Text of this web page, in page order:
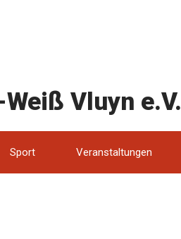
Vluyn e.V.
Sport Veranstaltungen